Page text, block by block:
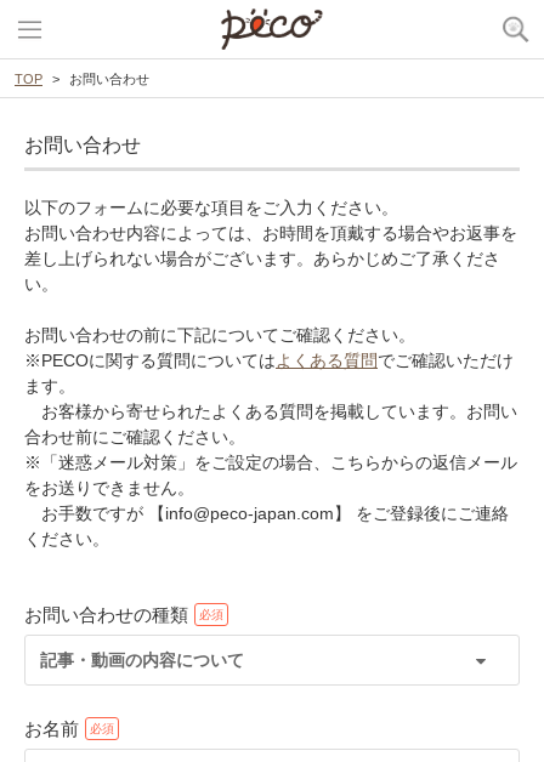
TOP お問い合わせ
お問い合わせ
以下のフォームに必要な項目をご入力ください。
お問い合わせ内容によっては、お時間を頂戴する場合やお返事を
差し上げられない場合がございます。あらかじめご了承くださ
い。
お問い合わせの前に下記についてご確認ください。
※PECOに関する質問についてはよくある質問でご確認いただけ
ます。
お客様から寄せられたよくある質問を掲載しています。お問い
合わせ前にご確認ください。
※「迷惑メール対策」をご設定の場合、こちらからの返信メール
をお送りできません。
お手数ですが 【info@peco-japan.com】 をご登録後にご連絡
ください。
お問い合わせの種類
記事・動画の内容について
お名前